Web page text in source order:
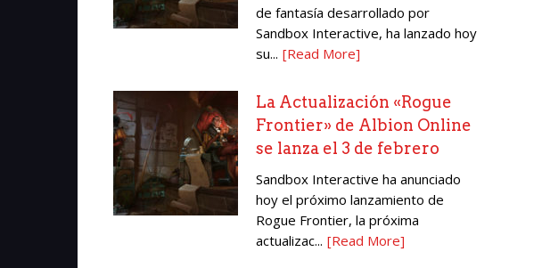
de fantasía desarrollado por
Sandbox Interactive, ha lanzado hoy
su... [Read More]
La Actualización «Rogue
Frontier» de Albion Online
se lanza el 3 de febrero
Sandbox Interactive ha anunciado
hoy el próximo lanzamiento de
Rogue Frontier, la próxima
actualizac... [Read More]